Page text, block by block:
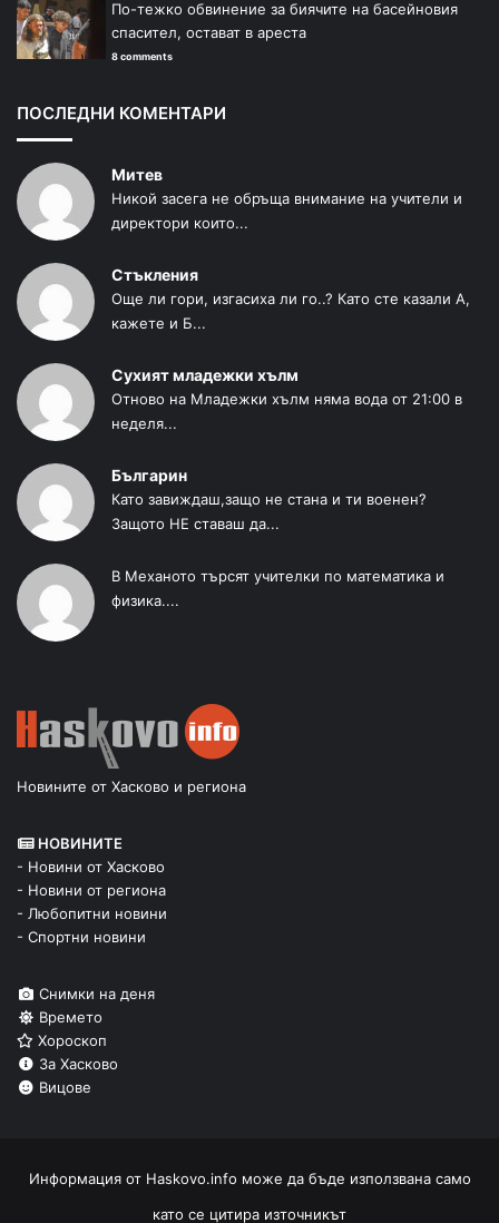
По-тежко обвинение за биячите на басейновия
спасител, остават в ареста
8 comments
ПОСЛЕДНИ КОМЕНТАРИ
Митев
Никой засега не обръща внимание на учители и
директори които...
Стъкления
Още ли гори, изгасиха ли го..? Като сте казали А,
кажете и Б...
Сухият младежки хълм
Отново на Младежки хълм няма вода от 21:00 в
неделя...
Българин
Като завиждаш,защо не стана и ти военен?
Защото НЕ ставаш да...
В Механото търсят учителки по математика и
физика....
Новините от Хасково и региона
НОВИНИТЕ
- Новини от Хасково
- Новини от региона
- Любопитни новини
- Спортни новини
Снимки на деня
Времето
Хороскоп
За Хасково
Вицове
Информация от Haskovo.info може да бъде използвана само
като се цитира източникът